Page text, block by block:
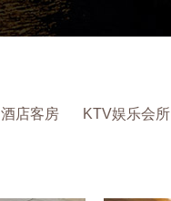
酒店客房 KTV娱乐会所